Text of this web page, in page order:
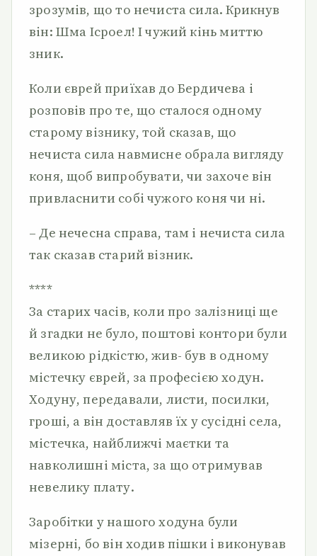
зрозумів, що то нечиста сила. Крикнув
він: Шма Ісроел! І чужий кінь миттю
зник.
Коли єврей приїхав до Бердичева і
розповів про те, що сталося одному
старому візнику, той сказав, що
нечиста сила навмисне обрала вигляду
коня, щоб випробувати, чи захоче він
привласнити собі чужого коня чи ні.
– Де нечесна справа, там і нечиста сила
так сказав старий візник.
****
За старих часів, коли про залізниці ще
й згадки не було, поштові контори були
великою рідкістю, жив- був в одному
містечку єврей, за професією ходун.
Ходуну, передавали, листи, посилки,
гроші, а він доставляв їх у сусідні села,
містечка, найближчі маєтки та
навколишні міста, за що отримував
невелику плату.
Заробітки у нашого ходуна були
мізерні, бо він ходив пішки і виконував